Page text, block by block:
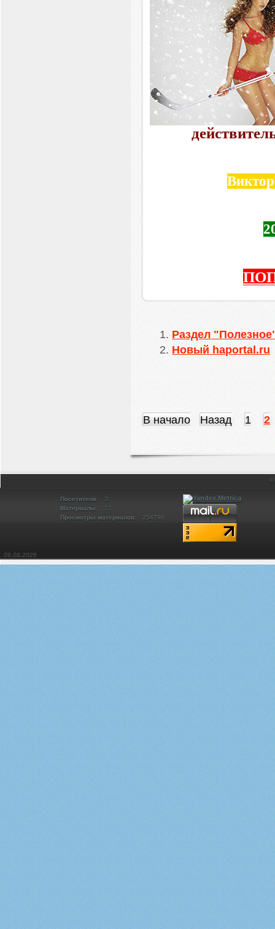
Раздел
Новый haportal.ru
В начало Назад 1 2
©
Посетители:
3
Материалы:
77
Просмотры материалов:
254796
06.08.2026